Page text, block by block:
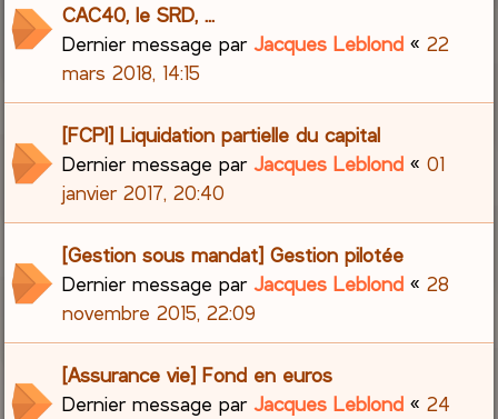
CAC40, le SRD, ...
Dernier message parJacques Leblond «22
mars 2018, 14:15
[FCPI] Liquidation partielle du capital
Dernier message parJacques Leblond «01
janvier 2017, 20:40
[Gestion sous mandat] Gestion pilotée
Dernier message parJacques Leblond «28
novembre 2015, 22:09
[Assurance vie] Fond en euros
Dernier message parJacques Leblond «24